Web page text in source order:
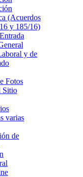
(Acuerdos
y 185/16)
y de
Fotos
Sitio
varias
de